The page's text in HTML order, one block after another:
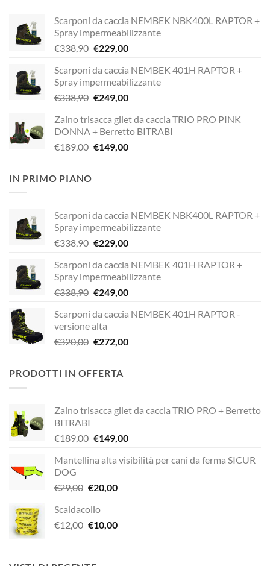
Scarponi da caccia NEMBEK NBK400L RAPTOR +
Spray impermeabilizzante
€338,90 Il
originale
era:
€338,90.
€229,00Il
attuale
è:
€229,00.
Scarponi da caccia NEMBEK 401H RAPTOR +
Spray impermeabilizzante
€338,90 Il
originale
era:
€338,90.
€249,00Il
attuale
è:
€249,00.
Zaino trisacca gilet da caccia TRIO PRO PINK
DONNA + Berretto BITRABI
€189,00 Il
€149,00Il
IN PRIMO PIANO
Scarponi da caccia NEMBEK NBK400L RAPTOR +
Spray impermeabilizzante
€338,90 Il
originale
era:
€338,90.
€229,00Il
attuale
è:
€229,00.
Scarponi da caccia NEMBEK 401H RAPTOR +
Spray impermeabilizzante
€338,90 Il
originale
era:
€338,90.
€249,00Il
attuale
€249,00.
Scarponi da caccia NEMBEK 401H RAPTOR -
versione alta
€320,00 Il
era:
€272,00Il
PRODOTTI IN OFFERTA
Zaino trisacca gilet da caccia TRIO PRO + Berretto
BITRABI
€189,00 Il
originale
€189,00.
€149,00Il
attuale
Mantellina alta visibilità per cani da ferma SICUR
DOG
€29,00 Il
originale
era:
€20,00Il
è:
Scaldacollo
€12,00 Il
era:
€10,00Il